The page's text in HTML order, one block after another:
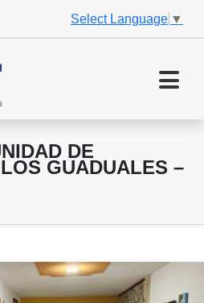
Select Language ▼
DE
GUADUALES –